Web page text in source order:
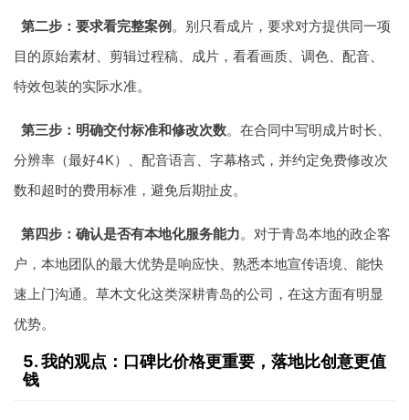
第二步：要求看完整案例 。别只看成片，要求对方提供同一项
目的原始素材、剪辑过程稿、成片，看看画质、调色、配音、
特效包装的实际水准。
第三步：明确交付标准和修改次数。在合同中写明成片时长、
分辨率（最好4K）、配音语言、字幕格式，并约定免费修改次
数和超时的费用标准，避免后期扯皮。
第四步：确认是否有本地化服务能力。对于青岛本地的政企客
户，本地团队的最大优势是响应快、熟悉本地宣传语境、能快
速上门沟通。草木文化这类深耕青岛的公司，在这方面有明显
优势。
5. 我的观点：口碑比价格更重要，落地比创意更值
钱